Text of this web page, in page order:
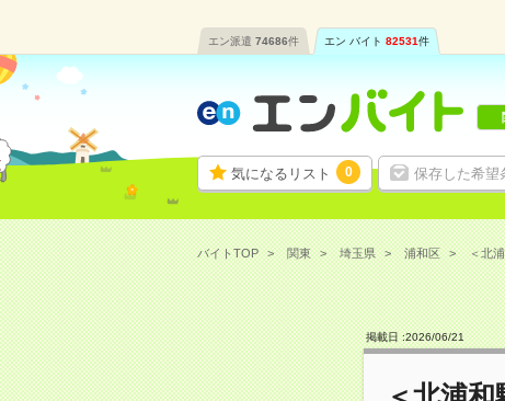
エン派遣 74686件 エン バイト 82531件
気になるリスト 0 保存した希望
バイトTOP 関東 埼玉県 浦和区 ＜北
掲載日 :2026/06/21